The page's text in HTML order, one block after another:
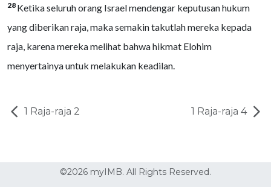
28 Ketika seluruh orang Israel mendengar keputusan hukum
yang diberikan raja, maka semakin takutlah mereka kepada
raja, karena mereka melihat bahwa hikmat Elohim
menyertainya untuk melakukan keadilan.
1 Raja-raja 2 1 Raja-raja 4
©2026 myIMB. All Rights Reserved.